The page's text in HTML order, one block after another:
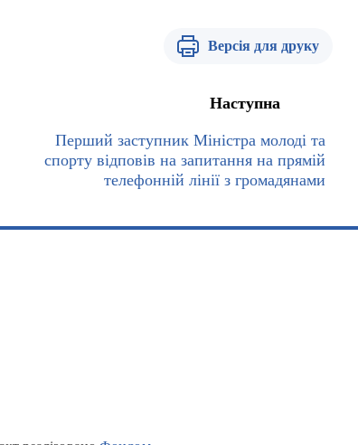
Версія для друку
Наступна
Перший заступник Міністра молоді та
спорту відповів на запитання на прямій
телефонній лінії з громадянами